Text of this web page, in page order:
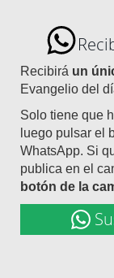
Recibirá un
Evangelio del
Solo tiene que
luego pulsar el
WhatsApp. Si
publica en el
botón de la